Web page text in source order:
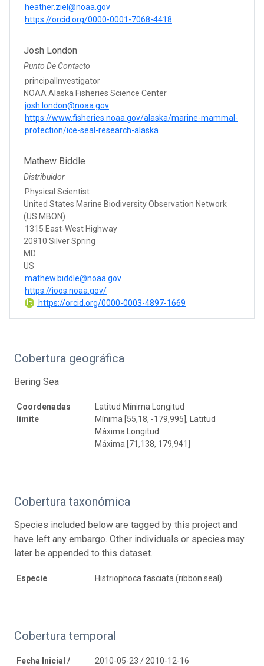
heather.ziel@noaa.gov
https://orcid.org/0000-0001-7068-4418
Josh London
Punto De Contacto
principalInvestigator
NOAA Alaska Fisheries Science Center
josh.london@noaa.gov
https://www.fisheries.noaa.gov/alaska/marine-mammal-
protection/ice-seal-research-alaska
Mathew Biddle
Distribuidor
Physical Scientist
United States Marine Biodiversity Observation Network
(US MBON)
1315 East-West Highway
20910 Silver Spring
MD
US
mathew.biddle@noaa.gov
https://ioos.noaa.gov/
https://orcid.org/0000-0003-4897-1669
Cobertura geográfica
Bering Sea
Coordenadas
límite
Latitud Mínima Longitud
Mínima [55,18, -179,995], Latitud
Máxima Longitud
Máxima [71,138, 179,941]
Cobertura taxonómica
Species included below are tagged by this project and
have left any embargo. Other individuals or species may
later be appended to this dataset.
Especie Histriophoca fasciata (ribbon seal)
Cobertura temporal
Fecha Inicial / 2010-05-23 / 2010-12-16